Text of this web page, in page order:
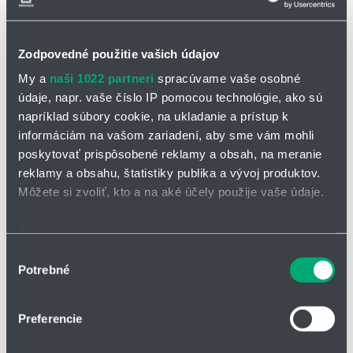
Zodpovedné použitie vašich údajov
My a naši 1022 partneri spracúvame vaše osobné
údaje, napr. vaše číslo IP pomocou technológie, ako sú
napríklad súbory cookie, na ukladanie a prístup k
informáciám na vašom zariadení, aby sme vám mohli
poskytovať prispôsobené reklamy a obsah, na meranie
reklamy a obsahu, štatistiky publika a vývoj produktov.
Môžete si zvoliť, kto a na aké účely použije vaše údaje.
polohe s presnosťou na niekoľko metrov
Viac informácií o tom, ako sa spracúvajú vaše osobné
súhlasu
Potrebné
Preferencie
Typový rad DQ
Max. teplota: 300 °C (až 400 °C typ DQTX)
Max. menovitý tlak: 10 bar (až 13 typ DQTX)
DN 25 - 200